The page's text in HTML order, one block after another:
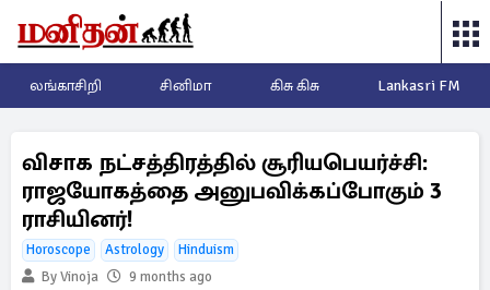
லங்காசிறி சினிமா கிசு கிசு Lankasri FM
விசாக நட்சத்திரத்தில் சூரியபெயர்ச்சி:
ராஜயோகத்தை அனுபவிக்கப்போகும் 3
ராசியினர்!
Horoscope Astrology
Hinduism
By Vinoja
9 months ago